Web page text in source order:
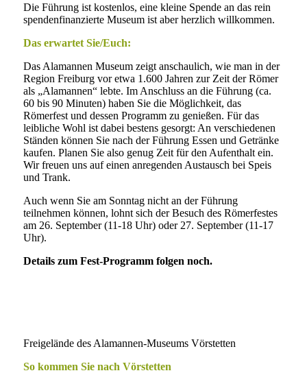
Die Führung ist kostenlos, eine kleine Spende an das rein
spendenfinanzierte Museum ist aber herzlich willkommen.
Das erwartet Sie/Euch:
Das Alamannen Museum zeigt anschaulich, wie man in der
Region Freiburg vor etwa 1.600 Jahren zur Zeit der Römer
als „Alamannen“ lebte. Im Anschluss an die Führung (ca.
60 bis 90 Minuten) haben Sie die Möglichkeit, das
Römerfest und dessen Programm zu genießen. Für das
leibliche Wohl ist dabei bestens gesorgt: An verschiedenen
Ständen können Sie nach der Führung Essen und Getränke
kaufen. Planen Sie also genug Zeit für den Aufenthalt ein.
Wir freuen uns auf einen anregenden Austausch bei Speis
und Trank.
Auch wenn Sie am Sonntag nicht an der Führung
teilnehmen können, lohnt sich der Besuch des Römerfestes
am 26. September (11-18 Uhr) oder 27. September (11-17
Uhr).
Details zum Fest-Programm folgen noch.
Freigelände des Alamannen-Museums Vörstetten
So kommen Sie nach Vörstetten